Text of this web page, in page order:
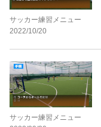
サッカー練習メニュー
2022/10/20
サッカー練習メニュー